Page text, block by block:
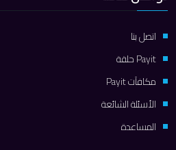
اتصل بنا
Payit حلقة
مكافآت Payit
الأسئلة الشائعة
المساعدة